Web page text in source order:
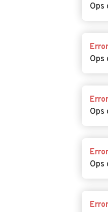
Ops
Error
Ops
Error
Ops
Error
Ops
Error